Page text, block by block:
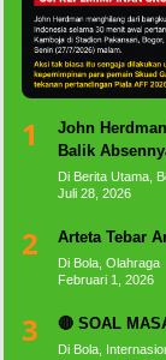
1
John
Balik
Di Berita Utama,
Juli 28, 2026
2 Arteta Tebar
Di Bola, Olahraga
Februari 1, 2026
3 🔴 SOAL
Di Bola,